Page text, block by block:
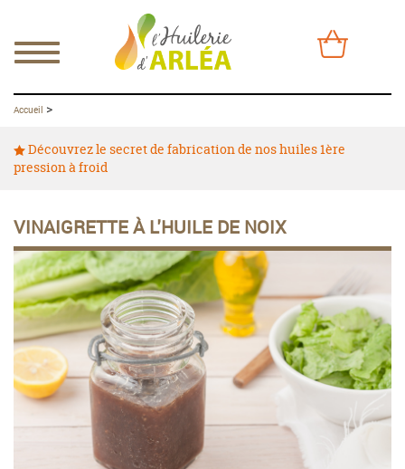
Accueil >
Découvrez le secret de fabrication de nos huiles 1ère
pression à froid
VINAIGRETTE À L'HUILE DE NOIX